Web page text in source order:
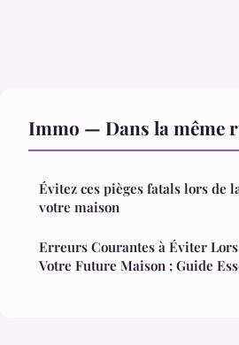
Immo — Dans la même
Évitez ces pièges fatals lors de
votre maison
Erreurs Courantes à Éviter
Votre Future Maison : Guide